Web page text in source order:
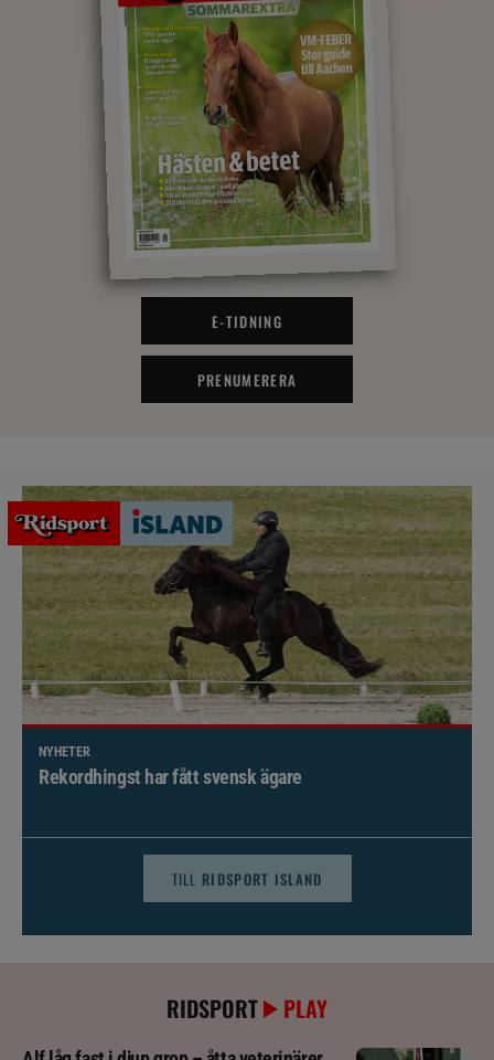
E-TIDNING
PRENUMERERA
NYHETER
Brett politiskt stöd för förändringar i djursjukvården –
TILL RIDSPORT ISLAND
RIDSPORT PLAY